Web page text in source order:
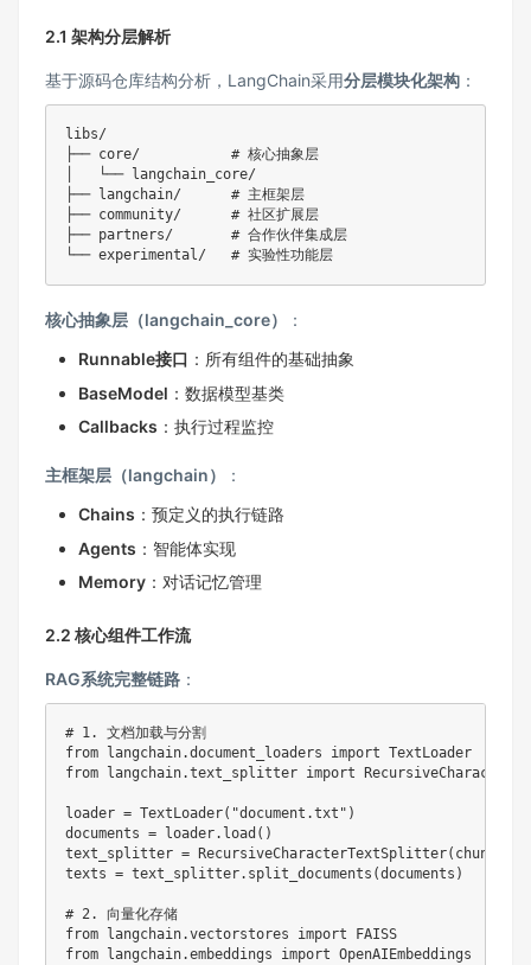
2.1 架构分层解析
基于源码仓库结构分析，LangChain采用分层模块化架构 ：
libs/
├── core/           # 核心抽象层
│   └── langchain_core/
├── langchain/      # 主框架层
├── community/      # 社区扩展层
├── partners/       # 合作伙伴集成层
核心抽象层（langchain_core）
：
Runnable接口 ：所有组件的基础抽象
BaseModel ：数据模型基类
Callbacks ：执行过程监控
主框架层（langchain）
：
Chains ：预定义的执行链路
Agents ：智能体实现
Memory ：对话记忆管理
2.2 核心组件工作流
RAG系统完整链路 ：
# 1. 文档加载与分割
from langchain.document_loaders import
from langchain.text_splitter import
loader = TextLoader( "document.txt" )
documents = loader. load ( )
text_splitter = RecursiveCharacterTextSplitter(
texts = text_splitter. split_documents (documents )
# 2. 向量化存储
from langchain.vectorstores import
from langchain.embeddings import OpenAIEmbeddings